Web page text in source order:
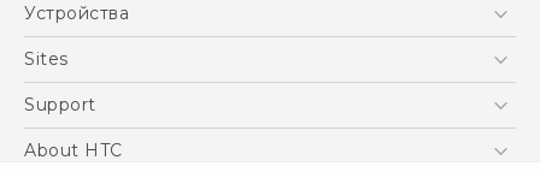
Устройства
5G
EXODUS
Sites
HTC Dev
Support
ПОДДЕРЖКА
About HTC